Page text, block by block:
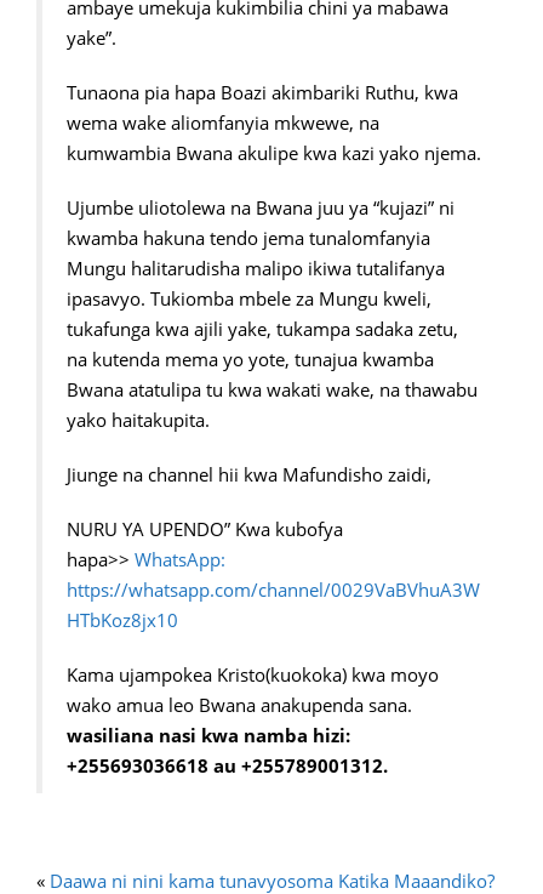
ambaye umekuja kukimbilia chini ya mabawa
yake”.
Tunaona pia hapa Boazi akimbariki Ruthu, kwa
wema wake aliomfanyia mkwewe, na
kumwambia Bwana akulipe kwa kazi yako njema.
Ujumbe uliotolewa na Bwana juu ya “kujazi” ni
kwamba hakuna tendo jema tunalomfanyia
Mungu halitarudisha malipo ikiwa tutalifanya
ipasavyo. Tukiomba mbele za Mungu kweli,
tukafunga kwa ajili yake, tukampa sadaka zetu,
na kutenda mema yo yote, tunajua kwamba
Bwana atatulipa tu kwa wakati wake, na thawabu
yako haitakupita.
Jiunge na channel hii kwa Mafundisho zaidi,
NURU YA UPENDO” Kwa kubofya
hapa>> WhatsApp:
https://whatsapp.com/channel/0029VaBVhuA3W
HTbKoz8jx10
Kama ujampokea Kristo(kuokoka) kwa moyo
wako amua leo Bwana anakupenda sana.
wasiliana nasi kwa namba hizi:
+255693036618 au +255789001312.
« Daawa ni nini kama tunavyosoma Katika Maaandiko?